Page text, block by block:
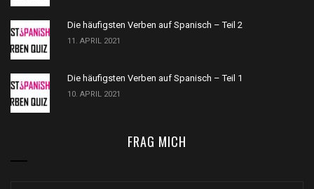
Die häufigsten Verben auf Spanisch – Teil 2
11. APRIL 2021
Die häufigsten Verben auf Spanisch – Teil 1
10. APRIL 2021
FRAG MICH